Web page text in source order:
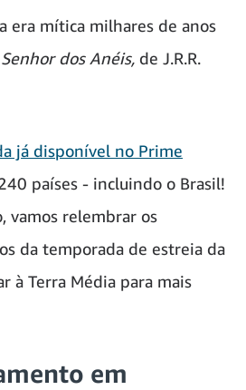
era mítica milhares de anos
dos Anéis, de J.R.R.
já disponível no Prime
países - incluindo o Brasil!
vamos relembrar os
da temporada de estreia da
à Terra Média para mais
em